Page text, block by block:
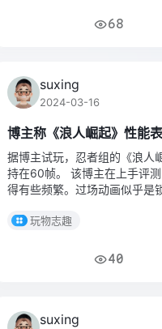
68
suxing
2024-03-16
博主称《浪人崛起》性能
据博主试玩，忍者组的《浪人
持在60帧。 该博主在上手评
得有些频繁。过场动画似乎是
本
玩物志趣
40
suxing